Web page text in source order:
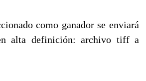
como ganador se enviará
alta definición: archivo tiff a